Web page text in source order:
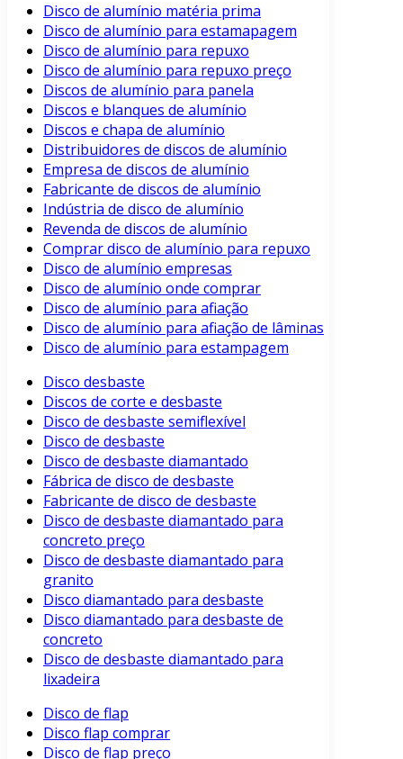
Disco de alumínio matéria prima
Disco de alumínio para estamapagem
Disco de alumínio para repuxo
Disco de alumínio para repuxo preço
Discos de alumínio para panela
Discos e blanques de alumínio
Discos e chapa de alumínio
Distribuidores de discos de alumínio
Empresa de discos de alumínio
Fabricante de discos de alumínio
Indústria de disco de alumínio
Revenda de discos de alumínio
Comprar disco de alumínio para repuxo
Disco de alumínio empresas
Disco de alumínio onde comprar
Disco de alumínio para afiação
Disco de alumínio para afiação de lâminas
Disco de alumínio para estampagem
Disco desbaste
Discos de corte e desbaste
Disco de desbaste semiflexível
Disco de desbaste
Disco de desbaste diamantado
Fábrica de disco de desbaste
Fabricante de disco de desbaste
Disco de desbaste diamantado para
concreto preço
Disco de desbaste diamantado para
granito
Disco diamantado para desbaste
Disco diamantado para desbaste de
concreto
Disco de desbaste diamantado para
lixadeira
Disco de flap
Disco flap comprar
Disco de flap preço